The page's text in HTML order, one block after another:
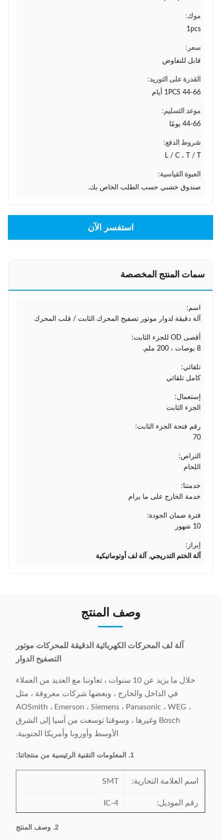
موك:
1pcs
سعر:
قابل للتفاوض
القدرة على التوريد:
1PCS 44-66 أيام
موعد التسليم:
44-66 يومًا
شروط الدفع:
L / C ، T / T
العبوة القياسية:
صندوق خشبي حسب الطلب الخاص بك.
استفسر الآن
سمات المنتج المخصصة
اسم:
آلة دقيقة لدوار موتور تصفيح المحرك الثابت / قلب المحرك
أقصى OD للجزء الثابت:
8 بوصات ، 200 ملم.
تلقائي:
كامل تلقائي
إستعمال:
الجزء الثابت
رقم فتحة الجزء الثابت:
70
التراص:
اللحام
خدمتنا:
خدمة الخارج على ما يرام
فترة ضمان الجودة:
10 شهور
إبراز:
آلة الختم التدريجي, آلة لف أوتوماتيكية
وصف المنتج
آلة لف المحركات الكهربائية الدقيقة للمحركات موتور
التصفيح الدوار
خلال ما يزيد عن 10 سنوات ، تعاوننا مع العديد من العملاء
في الداخل والخارج ، وبعضها شركات معروفة ، مثل
AOSmith ، Emerson ، Siemens ، Panasonic ، WEG ،
Bosch وغيرها ، وسوقنا توسعت من آسيا إلى الشرق
الأوسط وأوروبا وأمريكا الجنوبية.
1. المعلومات التقنية الرئيسية من منتجاتنا:
اسم العلامة التجارية: SMT
رقم الموديل: IC-4
CE / SGS / BV / ISO9001
2. وصف المنتج